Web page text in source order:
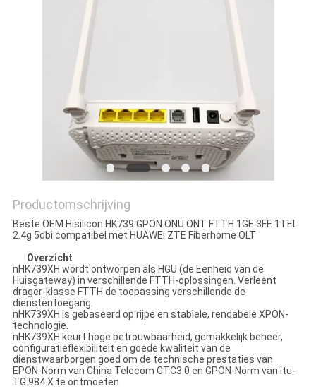
Productomschrijving
Beste OEM Hisilicon HK739 GPON ONU ONT FTTH 1GE 3FE 1TEL
2.4g 5dbi compatibel met HUAWEI ZTE Fiberhome OLT
Overzicht
nHK739XH wordt ontworpen als HGU (de Eenheid van de
Huisgateway) in verschillende FTTH-oplossingen. Verleent
drager-klasse FTTH de toepassing verschillende de
dienstentoegang.
nHK739XH is gebaseerd op rijpe en stabiele, rendabele XPON-
technologie.
nHK739XH keurt hoge betrouwbaarheid, gemakkelijk beheer,
configuratieflexibiliteit en goede kwaliteit van de
dienstwaarborgen goed om de technische prestaties van
EPON-Norm van China Telecom CTC3.0 en GPON-Norm van itu-
TG.984.X te ontmoeten